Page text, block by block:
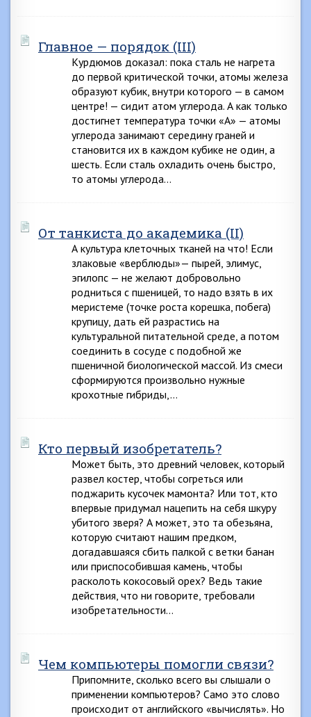
Главное — порядок (III)
Курдюмов доказал: пока сталь не нагрета
до первой критической точки, атомы железа
образуют кубик, внутри которого — в самом
центре! — сидит атом углерода. А как только
достигнет температура точки «А» — атомы
углерода занимают середину граней и
становится их в каждом кубике не один, а
шесть. Если сталь охладить очень быстро,
то атомы углерода…
От танкиста до академика (II)
А культура клеточных тканей на что! Если
злаковые «верблюды»— пырей, элимус,
эгилопс — не желают добровольно
родниться с пшеницей, то надо взять в их
меристеме (точке роста корешка, побега)
крупицу, дать ей разрастись на
культуральной питательной среде, а потом
соединить в сосуде с подобной же
пшеничной биологической массой. Из смеси
сформируются произвольно нужные
крохотные гибриды,…
Кто первый изобретатель?
Может быть, это древний человек, который
развел костер, чтобы согреться или
поджарить кусочек мамонта? Или тот, кто
впервые придумал нацепить на себя шкуру
убитого зверя? А может, это та обезьяна,
которую считают нашим предком,
догадавшаяся сбить палкой с ветки банан
или приспособившая камень, чтобы
расколоть кокосовый орех? Ведь такие
действия, что ни говорите, требовали
изобретательности…
Чем компьютеры помогли связи?
Припомните, сколько всего вы слышали о
применении компьютеров? Само это слово
происходит от английского «вычислять». Но